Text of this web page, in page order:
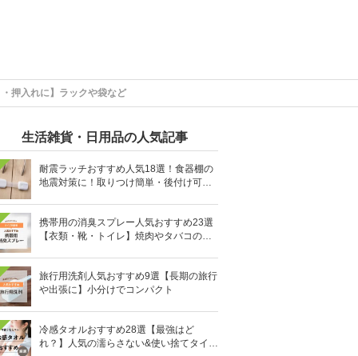
押入れに】ラックや袋など
生活雑貨・日用品の人気記事
耐震ラッチおすすめ人気18選！食器棚の
地震対策に！取りつけ簡単・後付け可能
携帯用の消臭スプレー人気おすすめ23選
【衣類・靴・トイレ】焼肉やタバコのニ
旅行用洗剤人気おすすめ9選【長期の旅行
や出張に】小分けでコンパクト
冷感タオルおすすめ28選【最強はど
れ？】人気の濡らさない&使い捨てタイプ